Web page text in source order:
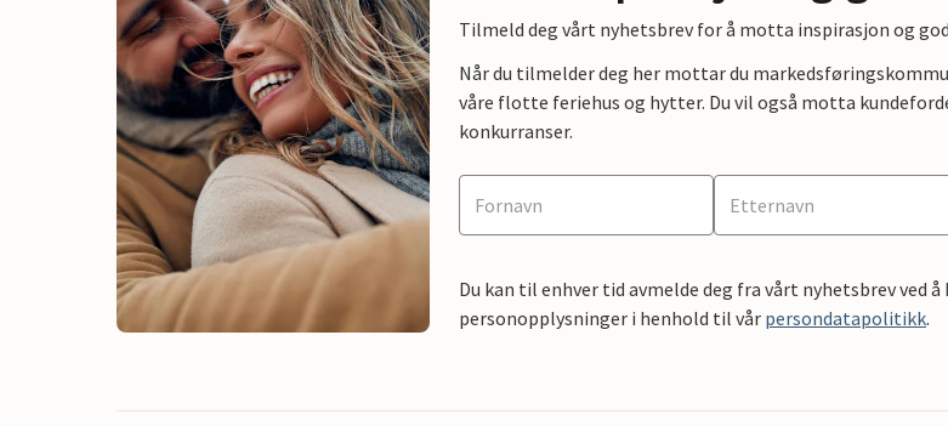
Tilmeld deg vårt nyhetsbrev for å motta inspirasjon og
Når du tilmelder deg her mottar du
våre flotte feriehus og hytter. Du vil også motta
konkurranser.
Du kan til enhver tid avmelde deg fra vårt nyhetsbrev ved
personopplysninger i henhold til vår persondatapolitikk.